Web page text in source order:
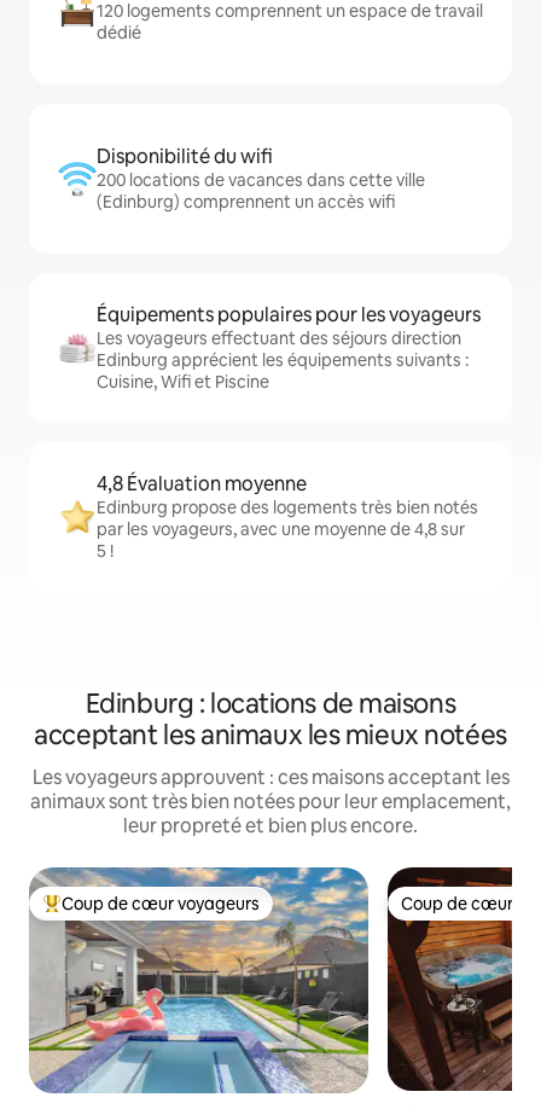
120 logements comprennent un espace de travail
dédié
Disponibilité du wifi
200 locations de vacances dans cette ville
(Edinburg) comprennent un accès wifi
Équipements populaires pour les voyageurs
Les voyageurs effectuant des séjours direction
Edinburg apprécient les équipements suivants :
Cuisine, Wifi et Piscine
4,8 Évaluation moyenne
Edinburg propose des logements très bien notés
par les voyageurs, avec une moyenne de 4,8 sur
5 !
Edinburg : locations de maisons
acceptant les animaux les mieux notées
Les voyageurs approuvent : ces maisons acceptant les
animaux sont très bien notées pour leur emplacement,
leur propreté et bien plus encore.
Coups de cœur voyageurs les plus appréciés
Coup de cœur voyageurs Coup de cœur
Coup de cœur